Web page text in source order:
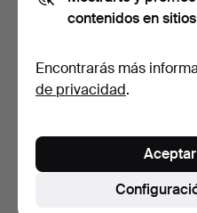
285 USDcontenidos en
Encontrarás más
de privacidad.